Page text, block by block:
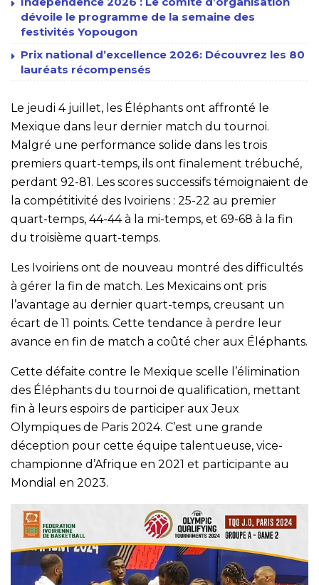
dévoile le programme de la semaine des
festivités Yopougon
Prix national d’excellence 2026: Découvrez les 80
lauréats récompensés
Le jeudi 4 juillet, les Éléphants ont affronté le
Mexique dans leur dernier match du tournoi.
Malgré une performance solide dans les trois
premiers quart-temps, ils ont finalement trébuché,
perdant 92-81. Les scores successifs témoignaient de
la compétitivité des Ivoiriens : 25-22 au premier
quart-temps, 44-44 à la mi-temps, et 69-68 à la fin
du troisième quart-temps.
Les Ivoiriens ont de nouveau montré des difficultés
à gérer la fin de match. Les Mexicains ont pris
l’avantage au dernier quart-temps, creusant un
écart de 11 points. Cette tendance à perdre leur
avance en fin de match a coûté cher aux Éléphants.
Cette défaite contre le Mexique scelle l’élimination
des Éléphants du tournoi de qualification, mettant
fin à leurs espoirs de participer aux Jeux
Olympiques de Paris 2024. C’est une grande
déception pour cette équipe talentueuse, vice-
championne d’Afrique en 2021 et participante au
Mondial en 2023.